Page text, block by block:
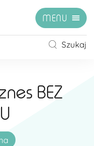
MENU
- 20:00
Szukaj
BEZ